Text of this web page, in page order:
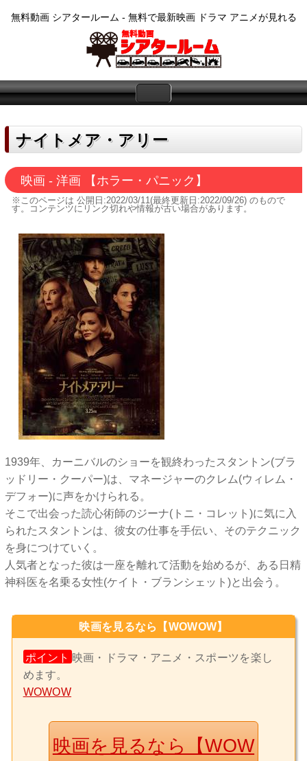
無料動画 シアタールーム - 無料で最新映画 ドラマ アニメが見れる
ナイトメア・アリー
映画 - 洋画 【ホラー・パニック】
※このページは 公開日:2022/03/11(最終更新日:2022/09/26)のもので
す。コンテンツにリンク切れや情報が古い場合があります。
1939年、カーニバルのショーを観終わったスタントン(ブラ
ッドリー・クーパー)は、マネージャーのクレム(ウィレム・
デフォー)に声をかけられる。
そこで出会った読心術師のジーナ(トニ・コレット)に気に入
られたスタントンは、彼女の仕事を手伝い、そのテクニック
を身につけていく。
人気者となった彼は一座を離れて活動を始めるが、ある日精
神科医を名乗る女性(ケイト・ブランシェット)と出会う。
映画を見るなら【WOWOW】
ポイント 映画・ドラマ・アニメ・スポーツを楽し
めます。
WOWOW
映画を見るなら【WOW